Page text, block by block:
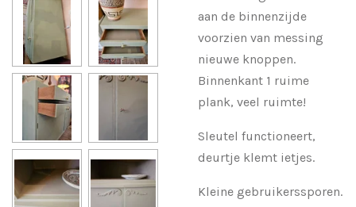
aan de binnenzijde
voorzien van messing
nieuwe knoppen.
Binnenkant 1 ruime
plank, veel ruimte!
Sleutel functioneert,
deurtje klemt ietjes.
Kleine gebruikerssporen.